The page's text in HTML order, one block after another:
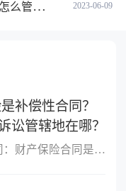
2023-06-09
金是什么？
补偿性合同？
讼管辖地在哪？
财产保险是补偿性合同：财产保险合同是一种补偿性合同，它主要是以